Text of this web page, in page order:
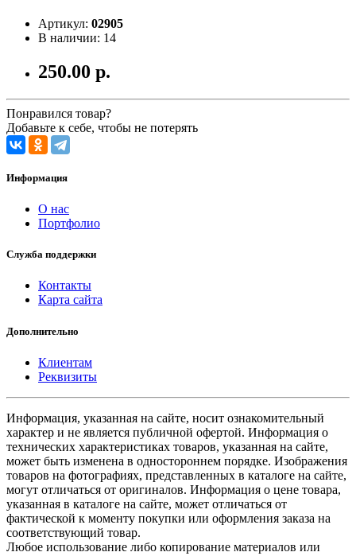
Артикул: 02905
В наличии: 14
250.00 р.
Понравился товар?
Добавьте к себе, чтобы не потерять
Информация
О нас
Портфолио
Служба поддержки
Контакты
Карта сайта
Дополнительно
Клиентам
Реквизиты
Информация, указанная на сайте, носит ознакомительный
характер и не является публичной офертой. Информация о
технических характеристиках товаров, указанная на сайте,
может быть изменена в одностороннем порядке. Изображения
товаров на фотографиях, представленных в каталоге на сайте,
могут отличаться от оригиналов. Информация о цене товара,
указанная в каталоге на сайте, может отличаться от
фактической к моменту покупки или оформления заказа на
соответствующий товар.
Любое использование либо копирование материалов или